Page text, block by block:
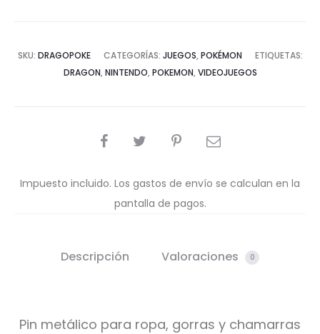
SKU: DRAGOPOKE CATEGORÍAS: JUEGOS, POKÉMON
ETIQUETAS:
DRAGON, NINTENDO, POKEMON, VIDEOJUEGOS
COMPARTIR
Impuesto incluido. Los gastos de envío se calculan en la
pantalla de pagos.
Descripción Valoraciones 0
Pin metálico para ropa, gorras y chamarras